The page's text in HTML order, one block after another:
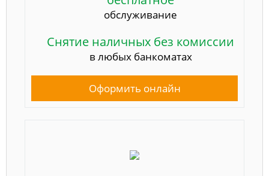
обслуживание
Снятие наличных без комиссии
в любых банкоматах
Оформить онлайн